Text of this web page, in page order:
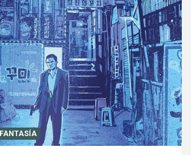
FANTASÍA